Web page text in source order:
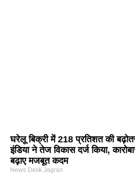
घरेलू बिक्री में 218 प्रतिशत की
इंडिया ने तेज विकास दर्ज किया,
बढ़ाए मजबूत कदम
News Desk Jagran